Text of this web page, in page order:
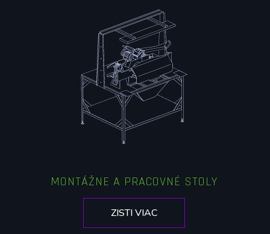
MONTÁŽNE A PRACOVNÉ STOLY
ZISTI VIAC